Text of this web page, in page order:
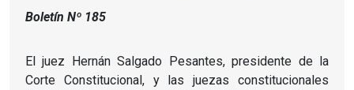
Boletín Nº 185
El juez Hernán Salgado Pesantes, presidente de la
Corte Constitucional, y las juezas constitucionales